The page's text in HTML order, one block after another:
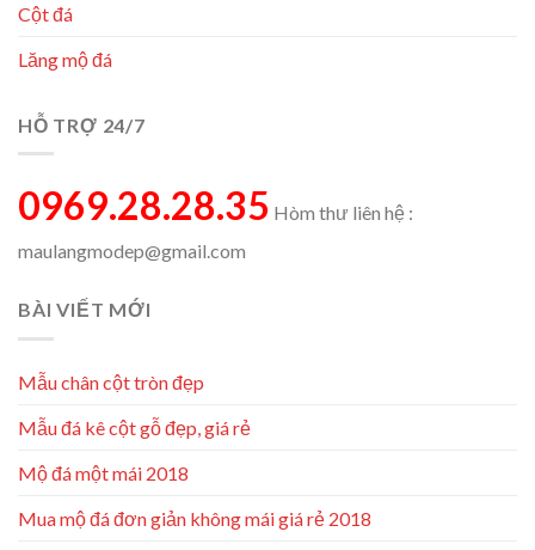
Cột đá
Lăng mộ đá
HỖ TRỢ 24/7
0969.28.28.35 Hòm thư liên hệ :
maulangmodep@gmail.com
BÀI VIẾT MỚI
Mẫu chân cột tròn đẹp
Mẫu đá kê cột gỗ đẹp, giá rẻ
Mộ đá một mái 2018
Mua mộ đá đơn giản không mái giá rẻ 2018